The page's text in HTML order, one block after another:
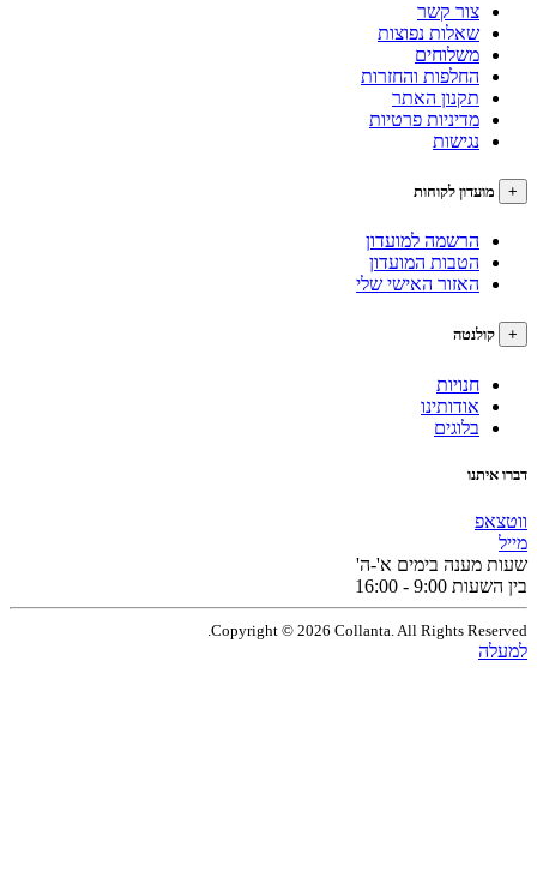
צור קשר
שאלות נפוצות
משלוחים
החלפות והחזרות
תקנון האתר
מדיניות פרטיות
נגישות
לקוחות
הרשמה למועדון
הטבות המועדון
האזור האישי שלי
חנויות
אודותינו
בלוגים
מענה בימים א'-ה'
- 16:00
Copyright © 2026 Collanta. All Rights